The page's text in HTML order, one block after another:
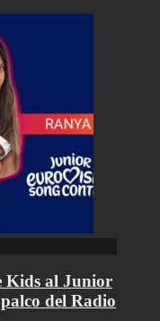
Kids al Junior
del Radio